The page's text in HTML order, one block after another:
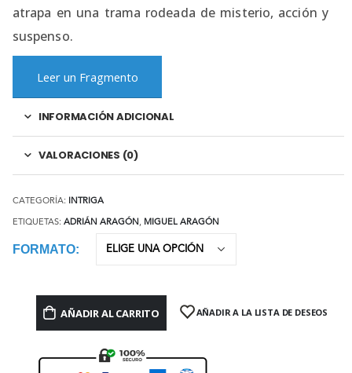
atrapa en una trama rodeada de misterio, acción y
suspenso.
Leer un Fragmento
INFORMACIÓN ADICIONAL
VALORACIONES (0)
CATEGORÍA: INTRIGA
ETIQUETAS: ADRIÁN ARAGÓN , MIGUEL ARAGÓN
FORMATO
AÑADIR AL CARRITO AÑADIR A LA LISTA DE DESEOS